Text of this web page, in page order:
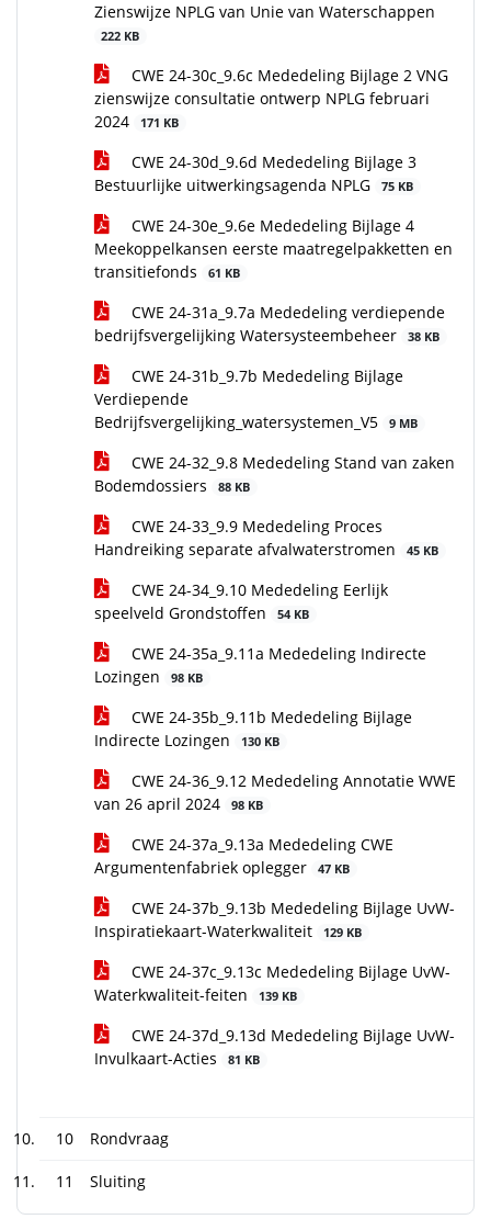
Zienswijze NPLG van Unie van Waterschappen
222 KB
CWE 24-30c_9.6c Mededeling Bijlage 2 VNG
zienswijze consultatie ontwerp NPLG februari
2024
171 KB
CWE 24-30d_9.6d Mededeling Bijlage 3
Bestuurlijke uitwerkingsagenda NPLG
75 KB
CWE 24-30e_9.6e Mededeling Bijlage 4
Meekoppelkansen eerste maatregelpakketten en
transitiefonds
61 KB
CWE 24-31a_9.7a Mededeling verdiepende
bedrijfsvergelijking Watersysteembeheer
38 KB
CWE 24-31b_9.7b Mededeling Bijlage
Verdiepende
Bedrijfsvergelijking_watersystemen_V5
9 MB
CWE 24-32_9.8 Mededeling Stand van zaken
Bodemdossiers
88 KB
CWE 24-33_9.9 Mededeling Proces
Handreiking separate afvalwaterstromen
45 KB
CWE 24-34_9.10 Mededeling Eerlijk
speelveld Grondstoffen
54 KB
CWE 24-35a_9.11a Mededeling Indirecte
Lozingen
98 KB
CWE 24-35b_9.11b Mededeling Bijlage
Indirecte Lozingen
130 KB
CWE 24-36_9.12 Mededeling Annotatie WWE
van 26 april 2024
98 KB
CWE 24-37a_9.13a Mededeling CWE
Argumentenfabriek oplegger
47 KB
CWE 24-37b_9.13b Mededeling Bijlage UvW-
Inspiratiekaart-Waterkwaliteit
129 KB
CWE 24-37c_9.13c Mededeling Bijlage UvW-
Waterkwaliteit-feiten
139 KB
CWE 24-37d_9.13d Mededeling Bijlage UvW-
Invulkaart-Acties
81 KB
10 Rondvraag
11 Sluiting